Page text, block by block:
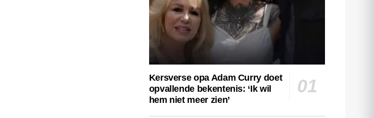
Kersverse opa Adam Curry doet
opvallende bekentenis: ‘Ik wil
hem niet meer zien’